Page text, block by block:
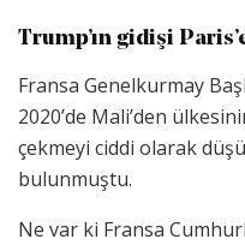
Trump’ın gidişi
Fransa Genelkurmay
2020’de Mali’den
çekmeyi ciddi olarak
bulunmuştu.
Ne var ki Fransa